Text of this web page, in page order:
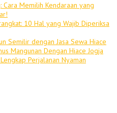
Cara Memilih Kendaraan yang
10 Hal yang Wajib Diperiksa
Semilir dengan Jasa Sewa Hiace
Mangunan Dengan Hiace Jogja
Perjalanan Nyaman